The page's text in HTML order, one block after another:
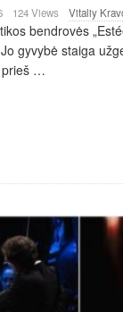
124 Views Vitaliy
bendrovės
gyvybė staiga
…